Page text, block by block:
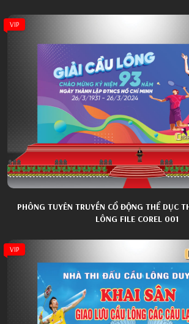
VIP
PHÔNG TUYÊN TRUYỀN CỔ ĐỘNG THỂ DỤC
LÔNG FILE COREL 001
VIP